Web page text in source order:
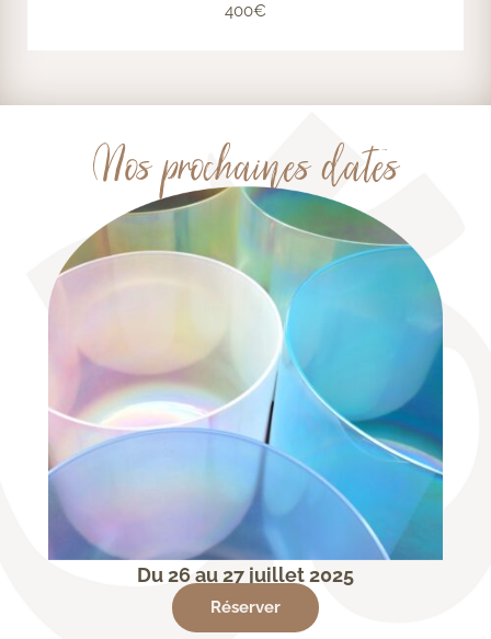
400€
Nos prochaines dates
Du 26 au 27 juillet 2025
Réserver